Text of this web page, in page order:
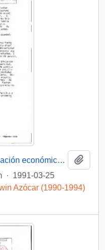
[Envía antecedentes de la situación económica de la Universidad Católica de Valparaíso]
· 1991-03-25
Azócar (1990-1994)